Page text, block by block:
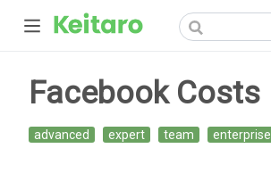
Facebook Costs
advanced expert team enterprise